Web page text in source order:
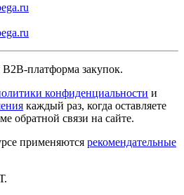
платформа закупок.
конфиденциальности и
каждый раз, когда оставляете
обратной связи на сайте.
применяются рекомендательные